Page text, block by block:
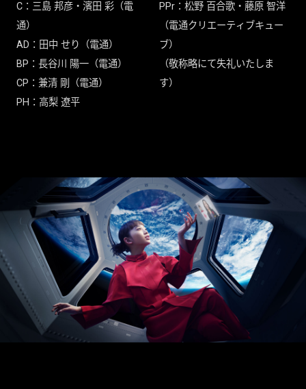
C：三島 邦彦・濱田 彩（電
通）
AD：田中 せり（電通）
BP：長谷川 陽一（電通）
CP：兼清 剛（電通）
PH：高梨 遼平
PPr：松野 百合歌・藤原 智洋
（電通クリエーティブキュー
ブ）
（敬称略にて失礼いたしま
す）